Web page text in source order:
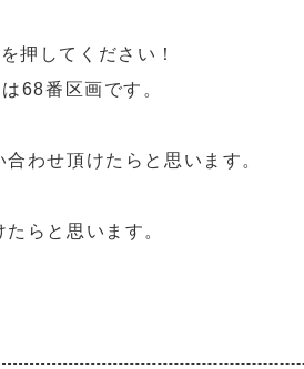
押してください！
68番区画です。
わせ頂けたらと思います。
らと思います。